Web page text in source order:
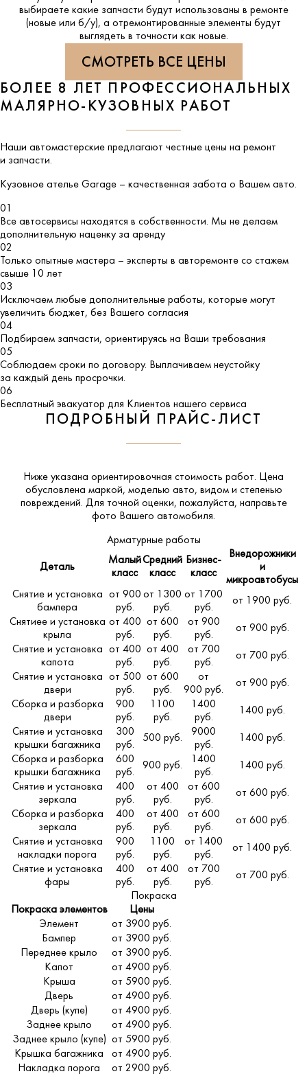
выбираете какие запчасти будут использованы в ремонте
(новые или б/у), а отремонтированные элементы будут
выглядеть в точности как новые.
СМОТРЕТЬ ВСЕ ЦЕНЫ
БОЛЕЕ 8 ЛЕТ ПРОФЕССИОНАЛЬНЫХ
МАЛЯРНО-КУЗОВНЫХ РАБОТ
Наши автомастерские предлагают честные цены на ремонт
и запчасти.
Кузовное ателье Garage – качественная забота о Вашем авто.
01
Все автосервисы находятся в собственности. Мы не делаем
дополнительную наценку за аренду
02
Только опытные мастера – эксперты в авторемонте со стажем
свыше 10 лет
03
Исключаем любые дополнительные работы, которые могут
увеличить бюджет, без Вашего согласия
04
Подбираем запчасти, ориентируясь на Ваши требования
05
Соблюдаем сроки по договору. Выплачиваем неустойку
за каждый день просрочки.
06
Бесплатный эвакуатор для Клиентов нашего сервиса
ПОДРОБНЫЙ ПРАЙС-ЛИСТ
Ниже указана ориентировочная стоимость работ. Цена
обусловлена маркой, моделью авто, видом и степенью
повреждений. Для точной оценки, пожалуйста, направьте
фото Вашего автомобиля.
Арматурные работы
Деталь
Малый
класс
Средний
класс
Бизнес-
класс
Внедорожники
и
микроавтобусы
Снятие и установка
бампера
от 900
руб.
от 1300
руб.
от 1700
руб.
от 1900 руб.
Снятиее и установка
крыла
от 400
руб.
от 600
руб.
от 900
руб.
от 900 руб.
Снятие и установка
капота
от 400
руб.
от 400
руб.
от 700
руб.
от 700 руб.
Снятие и установка
двери
от 500
руб.
от 600
руб.
от
900 руб.
от 900 руб.
Сборка и разборка
двери
900
руб.
1100
руб.
1400
руб.
1400 руб.
Снятие и установка
крышки багажника
300
руб.
500 руб.
9000
руб.
1400 руб.
Сборка и разборка
крышки багажника
600
руб.
900 руб.
1400
руб.
1400 руб.
Снятие и установка
зеркала
400
руб.
от 400
руб.
от 600
руб.
от 600 руб.
Сборка и разборка
зеркала
400
руб.
от 400
руб.
от 600
руб.
от 600 руб.
Снятие и установка
накладки порога
900
руб.
1100
руб.
от 1400
руб.
от 1400 руб.
Снятие и установка
фары
400
руб.
от 400
руб.
от 700
руб.
от 700 руб.
Покраска
Покраска элементов
Цены
Элемент
от 3900 руб.
Бампер
от 3900 руб.
Переднее крыло
от 3900 руб.
Капот
от 4900 руб.
Крыша
от 5900 руб.
Дверь
от 4900 руб.
Дверь (купе)
от 4900 руб.
Заднее крыло
от 4900 руб.
Заднее крыло (купе) от 5900 руб.
Крышка багажника
от 4900 руб.
Накладка порога
от 2900 руб.